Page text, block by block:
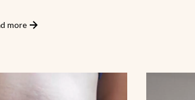
qu’esthétiques : douleurs
: les injections de Botox
more
pour
surtout :